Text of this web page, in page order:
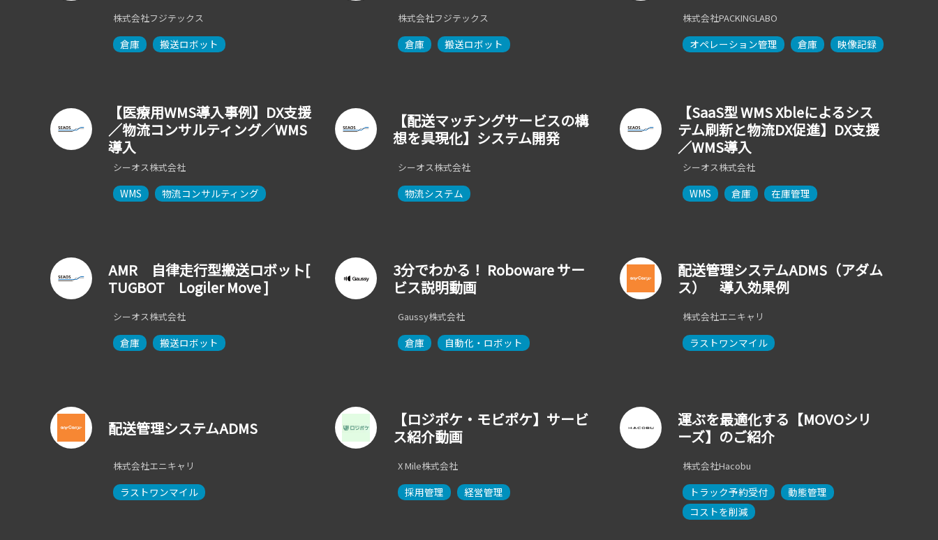
株式会社フジテックス
倉庫 搬送ロボット
株式会社フジテックス
倉庫 搬送ロボット
株式会社PACKINGLABO
オペレーション管理 倉庫 映像記録
【医療用WMS導入事例】DX支援
／物流コンサルティング／WMS
導入
シーオス株式会社
WMS 物流コンサルティング
【配送マッチングサービスの構
想を具現化】システム開発
シーオス株式会社
物流システム
【SaaS型 WMS Xbleによるシス
テム刷新と物流DX促進】DX支援
／WMS導入
シーオス株式会社
WMS 倉庫 在庫管理
AMR 自律走行型搬送ロボット[
TUGBOT Logiler Move ]
シーオス株式会社
倉庫 搬送ロボット
3分でわかる！ Roboware サー
ビス説明動画
Gaussy株式会社
倉庫 自動化・ロボット
配送管理システムADMS（アダム
ス） 導入効果例
株式会社エニキャリ
ラストワンマイル
配送管理システムADMS
株式会社エニキャリ
ラストワンマイル
【ロジポケ・モビポケ】サービ
ス紹介動画
X Mile株式会社
採用管理 経営管理
運ぶを最適化する【MOVOシリ
ーズ】のご紹介
株式会社Hacobu
トラック予約受付
動態管理
コストを削減